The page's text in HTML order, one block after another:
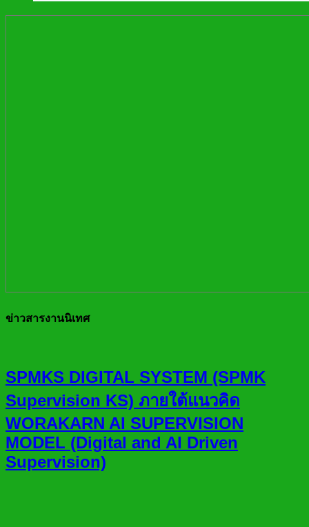
ข่าวสารงานนิเทศ
SPMKS DIGITAL SYSTEM (SPMK
Supervision KS) ภายใต้แนวคิด
WORAKARN AI SUPERVISION
MODEL (Digital and AI Driven
Supervision)